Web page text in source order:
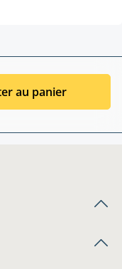
au panier